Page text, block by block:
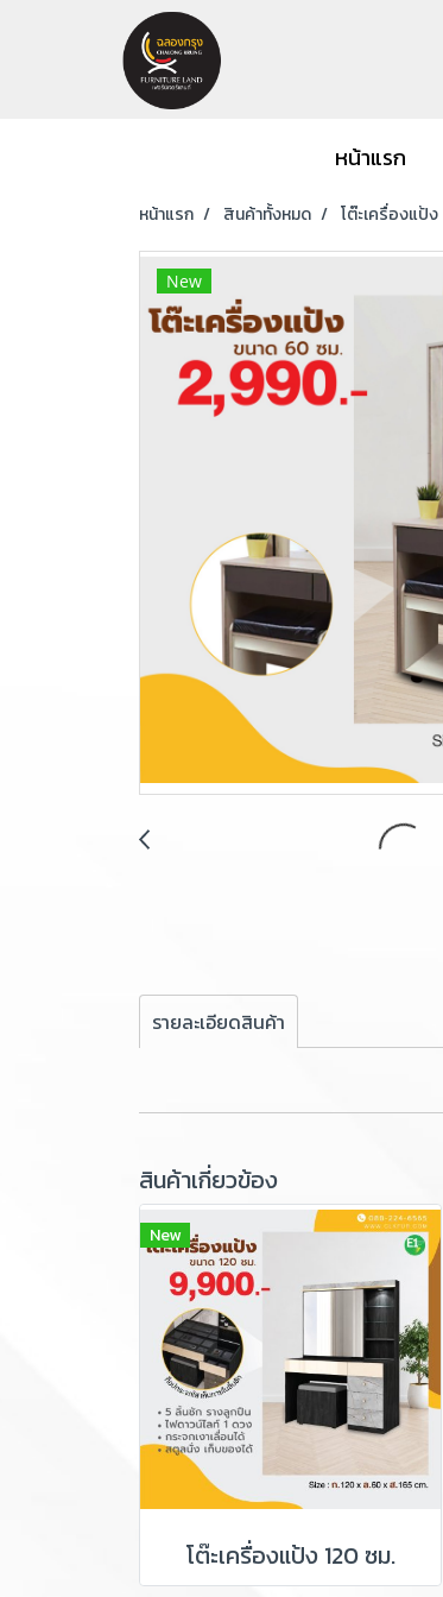
หน้าแรก
หน้าแรก สินค้าทั้งหมด โต๊ะเครื่องแป้ง
New
รายละเอียดสินค้า
สินค้าเกี่ยวข้อง
New
โต๊ะเครื่องแป้ง 120 ซม.